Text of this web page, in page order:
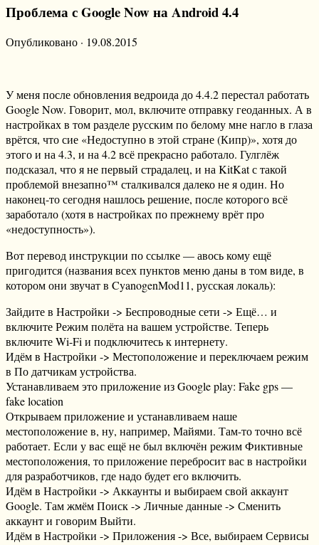
Проблема с Google Now на Android 4.4
Опубликовано · 19.08.2015
У меня после обновления ведроида до 4.4.2 перестал работать
Google Now. Говорит, мол, включите отправку геоданных. А в
настройках в том разделе русским по белому мне нагло в глаза
врётся, что сие «Недоступно в этой стране (Кипр)», хотя до
этого и на 4.3, и на 4.2 всё прекрасно работало. Гулглёж
подсказал, что я не первый страдалец, и на KitKat с такой
проблемой внезапно™ сталкивался далеко не я один. Но
наконец-то сегодня нашлось решение, после которого всё
заработало (хотя в настройках по прежнему врёт про
«недоступность»).
Вот перевод инструкции по ссылке — авось кому ещё
пригодится (названия всех пунктов меню даны в том виде, в
котором они звучат в CyanogenMod11, русская локаль):
Зайдите в Настройки -> Беспроводные сети -> Ещё… и
включите Режим полёта на вашем устройстве. Теперь
включите Wi-Fi и подключитесь к интернету.
Идём в Настройки -> Местоположение и переключаем режим
в По датчикам устройства.
Устанавливаем это приложение из Google play: Fake gps —
fake location
Открываем приложение и устанавливаем наше
местоположение в, ну, например, Майями. Там-то точно всё
работает. Если у вас ещё не был включён режим Фиктивные
местоположения, то приложение перебросит вас в настройки
для разработчиков, где надо будет его включить.
Идём в Настройки -> Аккаунты и выбираем свой аккаунт
Google. Там жмём Поиск -> Личные данные -> Сменить
аккаунт и говорим Выйти.
Идём в Настройки -> Приложения -> Все, выбираем Сервисы